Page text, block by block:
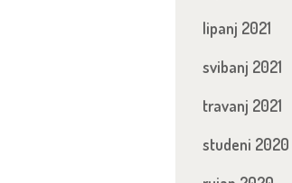
lipanj 2021
svibanj 2021
travanj 2021
studeni 2020